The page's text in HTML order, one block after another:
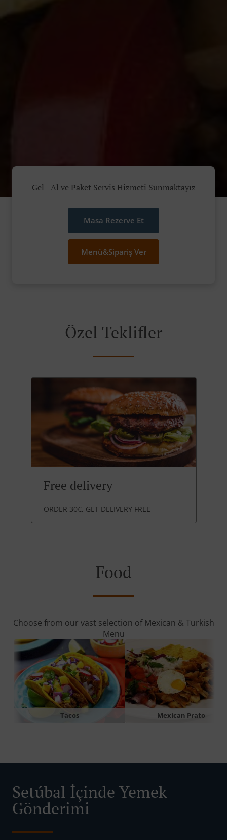
Gel - Al ve Paket Servis Hizmeti Sunmaktayız
Masa Rezerve Et
Menü&Sipariş Ver
Özel Teklifler
Free delivery
ORDER 30€, GET DELIVERY FREE
Food
Choose from our vast selection of Mexican & Turkish
Menu
Tacos Mexican Prato
Setúbal İçinde Yemek
Gönderimi